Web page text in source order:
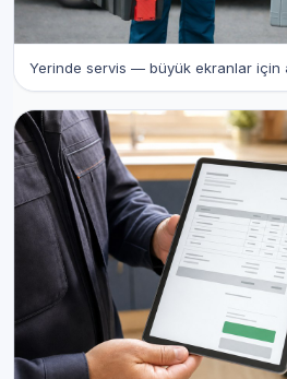
Yerinde servis — büyük ekranlar için